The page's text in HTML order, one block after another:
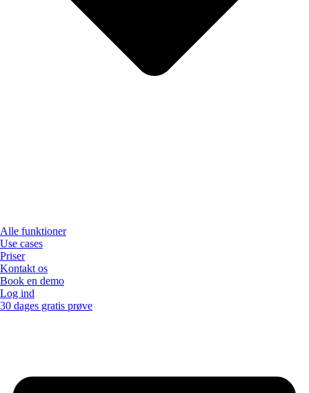
Alle funktioner
Use cases
Priser
Kontakt os
Book en demo
Log ind
30 dages gratis prøve